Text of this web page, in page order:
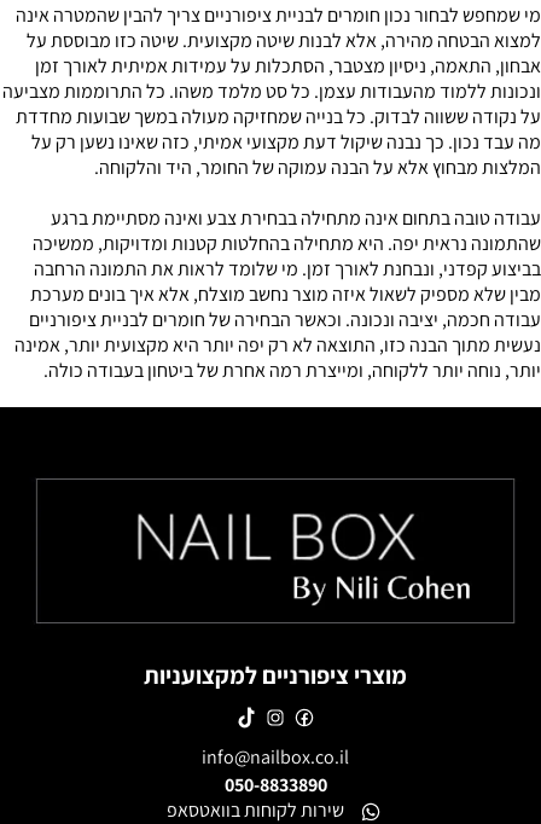
מי שמחפש לבחור נכון חומרים לבניית ציפורניים צריך להבין שהמטרה אינה
למצוא הבטחה מהירה, אלא לבנות שיטה מקצועית. שיטה כזו מבוססת על
אבחון, התאמה, ניסיון מצטבר, הסתכלות על עמידות אמיתית לאורך זמן
ונכונות ללמוד מהעבודות עצמן. כל סט מלמד משהו. כל התרוממות מצביעה
על נקודה ששווה לבדוק. כל בנייה שמחזיקה מעולה במשך שבועות מחדדת
מה עבד נכון. כך נבנה שיקול דעת מקצועי אמיתי, כזה שאינו נשען רק על
המלצות מבחוץ אלא על הבנה עמוקה של החומר, היד והלקוחה.
עבודה טובה בתחום אינה מתחילה בבחירת צבע ואינה מסתיימת ברגע
שהתמונה נראית יפה. היא מתחילה בהחלטות קטנות ומדויקות, ממשיכה
בביצוע קפדני, ונבחנת לאורך זמן. מי שלומד לראות את התמונה הרחבה
מבין שלא מספיק לשאול איזה מוצר נחשב מוצלח, אלא איך בונים מערכת
עבודה חכמה, יציבה ונכונה. וכאשר הבחירה של חומרים לבניית ציפורניים
נעשית מתוך הבנה כזו, התוצאה לא רק יפה יותר היא מקצועית יותר, אמינה
יותר, נוחה יותר ללקוחה, ומייצרת רמה אחרת של ביטחון בעבודה כולה.
מוצרי ציפורניים למקצועניות
info@nailbox.co.il
050-8833890
שירות לקוחות בוואטסאפ